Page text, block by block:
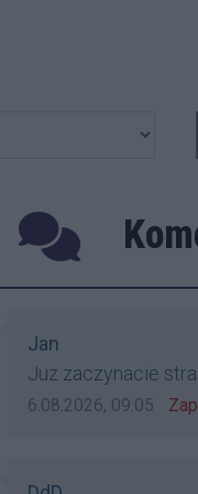
Autor komentarza:
Jan
Treść komentarza:
Juz zaczynacie
Data dodania
6.08.2026, 09:05 Zapłacimy